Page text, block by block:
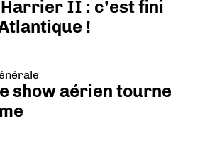
II : c’est fini
!
show aérien tourne